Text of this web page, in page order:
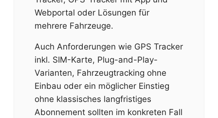
Webportal oder Lösungen für
mehrere Fahrzeuge.
Auch Anforderungen wie GPS Tracker
inkl. SIM-Karte, Plug-and-Play-
Varianten, Fahrzeugtracking ohne
Einbau oder ein möglicher Einstieg
ohne klassisches langfristiges
Abonnement sollten im konkreten Fall